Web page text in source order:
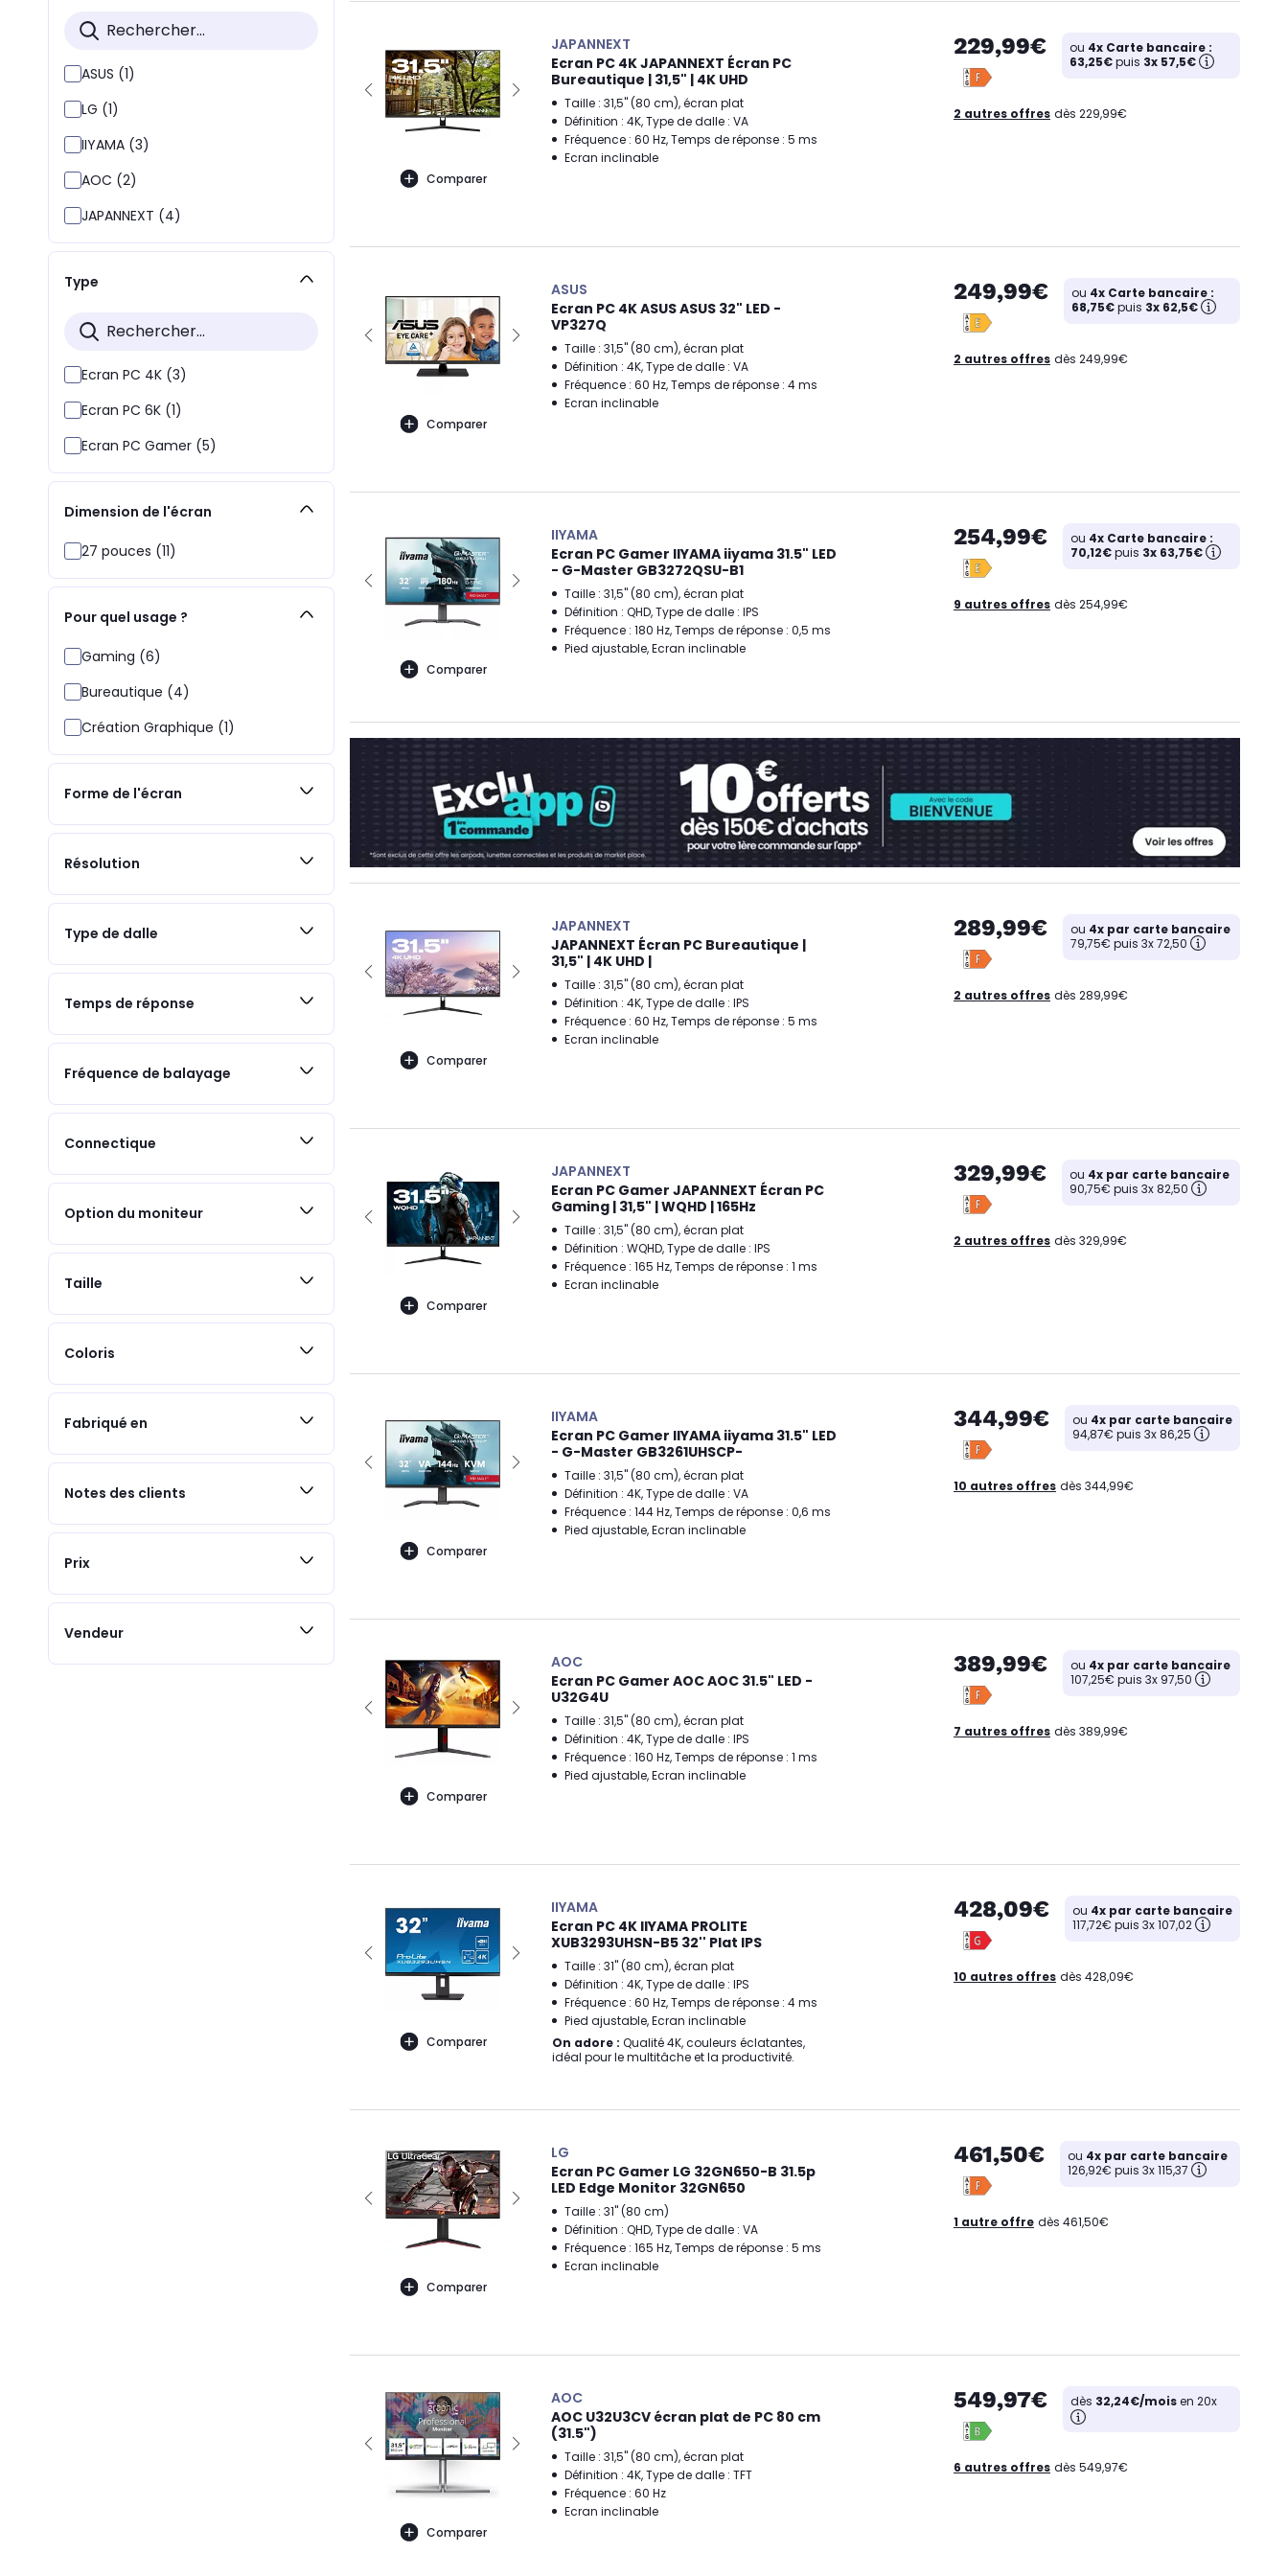
ASUS (1)
LG (1)
IIYAMA (3)
AOC (2)
JAPANNEXT (4)
Type
Ecran PC 4K (3)
Ecran PC 6K (1)
Ecran PC Gamer (5)
Dimension de l'écran
27 pouces (11)
Pour quel usage ?
Gaming (6)
Bureautique (4)
Création Graphique (1)
Forme de l'écran
Résolution
Type de dalle
Temps de réponse
Fréquence de balayage
Connectique
Option du moniteur
Taille
Coloris
Fabriqué en
Notes des clients
Prix
Vendeur
Comparer
JAPANNEXT
Ecran PC 4K JAPANNEXT Écran PC
Bureautique | 31,5" | 4K UHD
Taille : 31,5" (80 cm), écran plat
Définition : 4K, Type de dalle : VA
Fréquence : 60 Hz, Temps de réponse : 5 ms
Ecran inclinable
229,99€ ou 4x Carte bancaire :
63,25€puis 3x 57,5€
2 autres offres dès 229,99€
Comparer
ASUS
Ecran PC 4K ASUS ASUS 32" LED -
VP327Q
Taille : 31,5" (80 cm), écran plat
Définition : 4K, Type de dalle : VA
Fréquence : 60 Hz, Temps de réponse : 4 ms
Ecran inclinable
249,99€ ou 4x Carte bancaire :
68,75€puis 3x 62,5€
2 autres offres dès 249,99€
Comparer
IIYAMA
Ecran PC Gamer IIYAMA iiyama 31.5" LED
- G-Master GB3272QSU-B1
Taille : 31,5" (80 cm), écran plat
Définition : QHD, Type de dalle : IPS
Fréquence : 180 Hz, Temps de réponse : 0,5 ms
Pied ajustable, Ecran inclinable
254,99€ ou 4x Carte bancaire :
70,12€puis 3x 63,75€
9 autres offres dès 254,99€
Comparer
JAPANNEXT
JAPANNEXT Écran PC Bureautique |
31,5" | 4K UHD |
Taille : 31,5" (80 cm), écran plat
Définition : 4K, Type de dalle : IPS
Fréquence : 60 Hz, Temps de réponse : 5 ms
Ecran inclinable
289,99€ ou 4x par carte bancaire
79,75€ puis 3x 72,50
2 autres offres dès 289,99€
Comparer
JAPANNEXT
Ecran PC Gamer JAPANNEXT Écran PC
Gaming | 31,5" | WQHD | 165Hz
Taille : 31,5" (80 cm), écran plat
Définition : WQHD, Type de dalle : IPS
Fréquence : 165 Hz, Temps de réponse : 1 ms
Ecran inclinable
329,99€ ou 4x par carte bancaire
90,75€ puis 3x 82,50
2 autres offres dès 329,99€
Comparer
IIYAMA
Ecran PC Gamer IIYAMA iiyama 31.5" LED
- G-Master GB3261UHSCP-
Taille : 31,5" (80 cm), écran plat
Définition : 4K, Type de dalle : VA
Fréquence : 144 Hz, Temps de réponse : 0,6 ms
Pied ajustable, Ecran inclinable
344,99€ ou 4x par carte bancaire
94,87€ puis 3x 86,25
10 autres offres dès 344,99€
Comparer
AOC
Ecran PC Gamer AOC AOC 31.5" LED -
U32G4U
Taille : 31,5" (80 cm), écran plat
Définition : 4K, Type de dalle : IPS
Fréquence : 160 Hz, Temps de réponse : 1 ms
Pied ajustable, Ecran inclinable
389,99€ ou 4x par carte bancaire
107,25€ puis 3x 97,50
7 autres offres dès 389,99€
Comparer
IIYAMA
Ecran PC 4K IIYAMA PROLITE
XUB3293UHSN-B5 32'' Plat IPS
Taille : 31" (80 cm), écran plat
Définition : 4K, Type de dalle : IPS
Fréquence : 60 Hz, Temps de réponse : 4 ms
Pied ajustable, Ecran inclinable
On adore : Qualité 4K, couleurs éclatantes,
idéal pour le multitâche et la productivité.
428,09€ ou 4x par carte bancaire
117,72€ puis 3x 107,02
10 autres offres dès 428,09€
Comparer
LG
Ecran PC Gamer LG 32GN650-B 31.5p
LED Edge Monitor 32GN650
Taille : 31" (80 cm)
Définition : QHD, Type de dalle : VA
Fréquence : 165 Hz, Temps de réponse : 5 ms
Ecran inclinable
461,50€ ou 4x par carte bancaire
126,92€ puis 3x 115,37
1 autre offre dès 461,50€
Comparer
AOC
AOC U32U3CV écran plat de PC 80 cm
(31.5")
Taille : 31,5" (80 cm), écran plat
Définition : 4K, Type de dalle : TFT
Fréquence : 60 Hz
Ecran inclinable
549,97€ dès 32,24€/moisen 20x
6 autres offres dès 549,97€